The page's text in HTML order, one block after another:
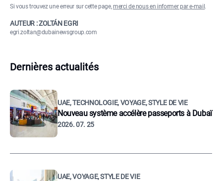
Si vous trouvez une erreur sur cette page,merci de nous en informer par e-mail .
AUTEUR : ZOLTÁN EGRI
egri.zoltan@dubainewsgroup.com
Dernières actualités
UAE, TECHNOLOGIE, VOYAGE, STYLE DE VIE
Nouveau système accélère passeports à Dubaï
2026. 07. 25
UAE, VOYAGE, STYLE DE VIE